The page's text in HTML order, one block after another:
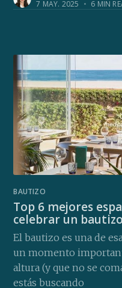
7 MAY. 2025 • 6 MIN
BAUTIZO
Top 6 mejores
celebrar un bautizo
El bautizo es una de
un momento
altura (y que no se
estás buscando